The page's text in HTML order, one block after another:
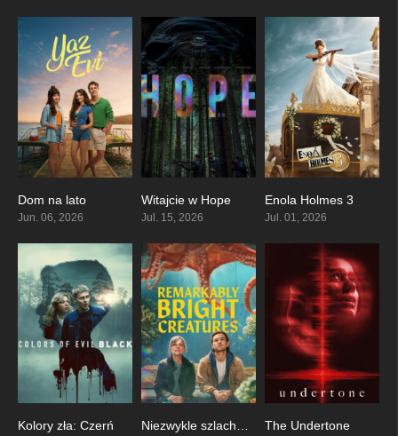
Dom na lato
Jun. 06, 2026
Witajcie w Hope
Jul. 15, 2026
Enola Holmes 3
Jul. 01, 2026
Kolory zła: Czerń 7.8
Niezwykle szlachetne stworzenia The Undertone